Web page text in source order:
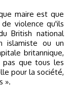
maire est que
violence qu'ils
British national
islamiste ou un
britannique,
que tous les
pour la société,
».